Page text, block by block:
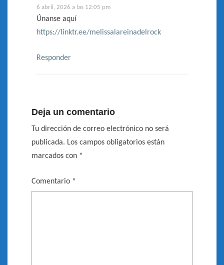
6 abril, 2026 a las 12:05 pm
Únanse aquí
https://linktr.ee/melissalareinadelrock
Responder
Deja un comentario
Tu dirección de correo electrónico no será
publicada. Los campos obligatorios están
marcados con *
Comentario *